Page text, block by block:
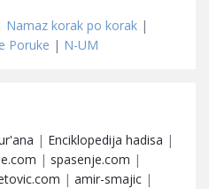
Namaz korak po korak |
Poruke | N-UM
| Enciklopedija hadisa |
| spasenje.com |
| amir-smajic |